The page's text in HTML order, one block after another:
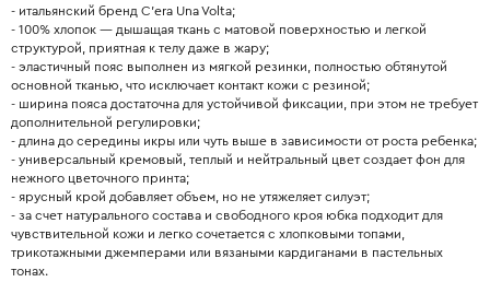
- итальянский бренд C’era Una Volta;
- 100% хлопок — дышащая ткань с матовой поверхностью и легкой
структурой, приятная к телу даже в жару;
- эластичный пояс выполнен из мягкой резинки, полностью обтянутой
основной тканью, что исключает контакт кожи с резиной;
- ширина пояса достаточна для устойчивой фиксации, при этом не требует
дополнительной регулировки;
- длина до середины икры или чуть выше в зависимости от роста ребенка;
- универсальный кремовый, теплый и нейтральный цвет создает фон для
нежного цветочного принта;
- ярусный крой добавляет объем, но не утяжеляет силуэт;
- за счет натурального состава и свободного кроя юбка подходит для
чувствительной кожи и легко сочетается с хлопковыми топами,
трикотажными джемперами или вязаными кардиганами в пастельных
тонах.